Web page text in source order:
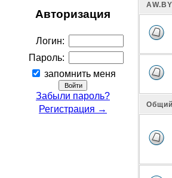
Авторизация
Логин:
Пароль:
запомнить меня
Забыли пароль?
Регистрация →
АW.BY